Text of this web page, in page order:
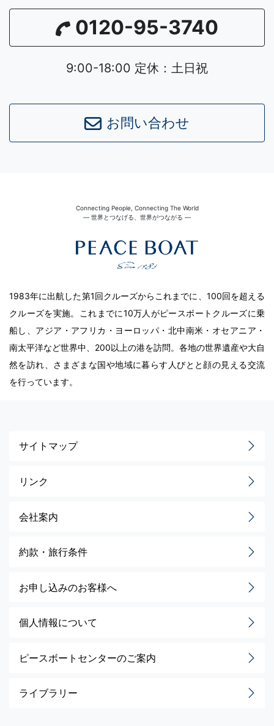
0120-95-3740
9:00-18:00 定休：土日祝
お問い合わせ
Connecting People, Connecting The World
― 世界とつなげる、世界がつながる ―
1983年に出航した第1回クルーズからこれまでに、100回を超える
クルーズを実施。これまでに10万人がピースボートクルーズに乗
船し、アジア・アフリカ・ヨーロッパ・北中南米・オセアニア・
南太平洋など世界中、200以上の港を訪問。各地の世界遺産や大自
然を訪れ、さまざまな国や地域に暮らす人びとと顔の見える交流
を行っています。
サイトマップ
リンク
会社案内
約款・旅行条件
お申し込みのお客様へ
個人情報について
ピースボートセンターのご案内
ライブラリー